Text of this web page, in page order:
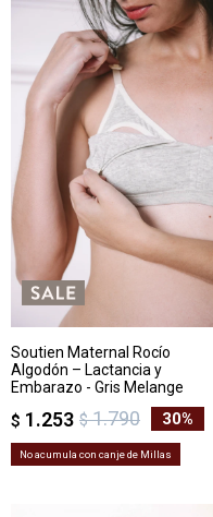
Soutien Maternal Rocío
Algodón – Lactancia y
Embarazo - Gris Melange
$ 1.253 $ 1.790 30
No acumula con canje de Millas